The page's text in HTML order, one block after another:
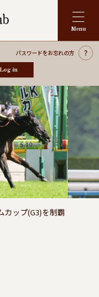
Log in
パスワードをお忘れの方
カップ(G3)を制覇